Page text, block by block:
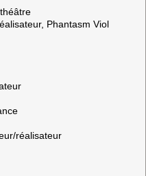
Phantasm Viol
réalisateur